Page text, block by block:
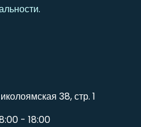
.
38, стр. 1
- 18:00